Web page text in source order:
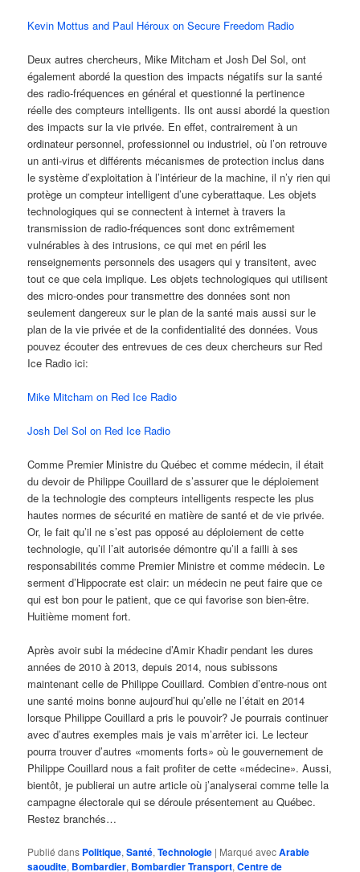
Kevin Mottus and Paul Héroux on Secure Freedom Radio
Deux autres chercheurs, Mike Mitcham et Josh Del Sol, ont
également abordé la question des impacts négatifs sur la santé
des radio-fréquences en général et questionné la pertinence
réelle des compteurs intelligents. Ils ont aussi abordé la question
des impacts sur la vie privée. En effet, contrairement à un
ordinateur personnel, professionnel ou industriel, où l’on retrouve
un anti-virus et différents mécanismes de protection inclus dans
le système d’exploitation à l’intérieur de la machine, il n’y rien qui
protège un compteur intelligent d’une cyberattaque. Les objets
technologiques qui se connectent à internet à travers la
transmission de radio-fréquences sont donc extrêmement
vulnérables à des intrusions, ce qui met en péril les
renseignements personnels des usagers qui y transitent, avec
tout ce que cela implique. Les objets technologiques qui utilisent
des micro-ondes pour transmettre des données sont non
seulement dangereux sur le plan de la santé mais aussi sur le
plan de la vie privée et de la confidentialité des données. Vous
pouvez écouter des entrevues de ces deux chercheurs sur Red
Ice Radio ici:
Mike Mitcham on Red Ice Radio
Josh Del Sol on Red Ice Radio
Comme Premier Ministre du Québec et comme médecin, il était
du devoir de Philippe Couillard de s’assurer que le déploiement
de la technologie des compteurs intelligents respecte les plus
hautes normes de sécurité en matière de santé et de vie privée.
Or, le fait qu’il ne s’est pas opposé au déploiement de cette
technologie, qu’il l’ait autorisée démontre qu’il a failli à ses
responsabilités comme Premier Ministre et comme médecin. Le
serment d’Hippocrate est clair: un médecin ne peut faire que ce
qui est bon pour le patient, que ce qui favorise son bien-être.
Huitième moment fort.
Après avoir subi la médecine d’Amir Khadir pendant les dures
années de 2010 à 2013, depuis 2014, nous subissons
maintenant celle de Philippe Couillard. Combien d’entre-nous ont
une santé moins bonne aujourd’hui qu’elle ne l’était en 2014
lorsque Philippe Couillard a pris le pouvoir? Je pourrais continuer
avec d’autres exemples mais je vais m’arrêter ici. Le lecteur
pourra trouver d’autres «moments forts» où le gouvernement de
Philippe Couillard nous a fait profiter de cette «médecine». Aussi,
bientôt, je publierai un autre article où j’analyserai comme telle la
campagne électorale qui se déroule présentement au Québec.
Restez branchés…
Publié dans Politique,Santé,Technologie | Marqué avecArabie
saoudite, Bombardier, Bombardier Transport,Centre de